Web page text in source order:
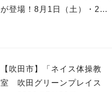
が登場！8月1日（土）・2日
【吹田市】「ネイス体操教
室 吹田グリーンプレイス